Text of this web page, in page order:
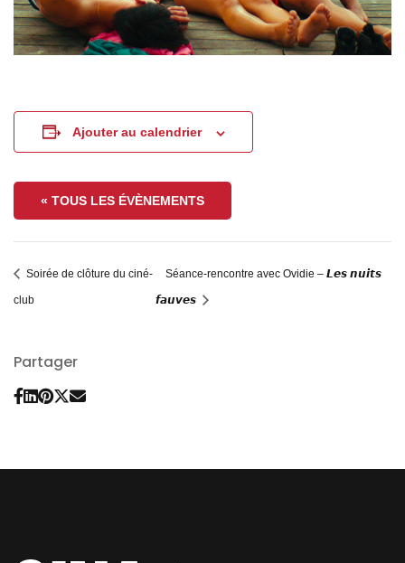
Ajouter au calendrier
« TOUS LES ÉVÈNEMENTS
Soirée de clôture du ciné-
club
Séance-rencontre avec Ovidie – 𝙇𝙚𝙨 𝙣𝙪𝙞𝙩𝙨
𝙛𝙖𝙪𝙫𝙚𝙨
Partager